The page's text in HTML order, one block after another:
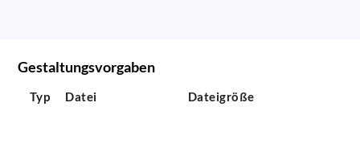
Gestaltungsvorgaben
Typ Datei Dateigröße